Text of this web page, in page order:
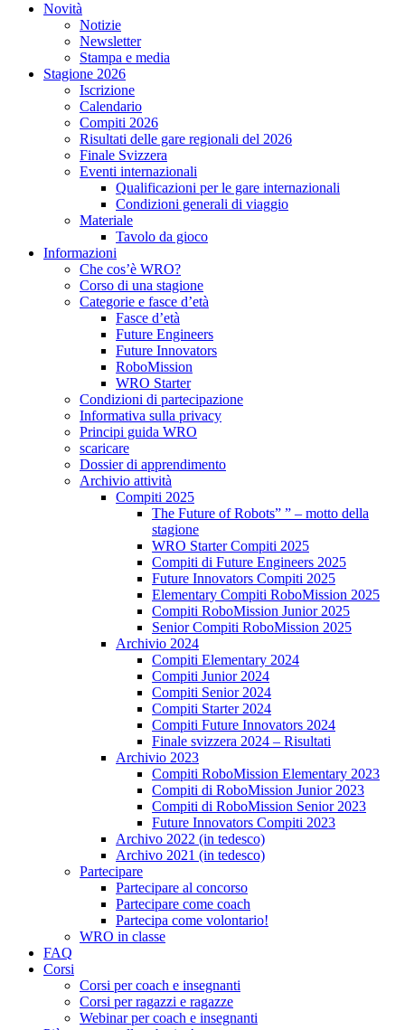
Novità
Notizie
Newsletter
Stampa e media
Stagione 2026
Iscrizione
Calendario
Compiti 2026
Risultati delle gare regionali del 2026
Finale Svizzera
Eventi internazionali
Qualificazioni per le gare internazionali
Condizioni generali di viaggio
Materiale
Tavolo da gioco
Informazioni
Che cos’è WRO?
Corso di una stagione
Categorie e fasce d’età
Fasce d’età
Future Engineers
Future Innovators
RoboMission
WRO Starter
Condizioni di partecipazione
Informativa sulla privacy
Principi guida WRO
scaricare
Dossier di apprendimento
Archivio attività
Compiti 2025
The Future of Robots” ” – motto della
stagione
WRO Starter Compiti 2025
Compiti di Future Engineers 2025
Future Innovators Compiti 2025
Elementary Compiti RoboMission 2025
Compiti RoboMission Junior 2025
Senior Compiti RoboMission 2025
Archivio 2024
Compiti Elementary 2024
Compiti Junior 2024
Compiti Senior 2024
Compiti Starter 2024
Compiti Future Innovators 2024
Finale svizzera 2024 – Risultati
Archivio 2023
Compiti RoboMission Elementary 2023
Compiti di RoboMission Junior 2023
Compiti di RoboMission Senior 2023
Future Innovators Compiti 2023
Archivo 2022 (in tedesco)
Archivo 2021 (in tedesco)
Partecipare
Partecipare al concorso
Partecipare come coach
Partecipa come volontario!
WRO in classe
FAQ
Corsi
Corsi per coach e insegnanti
Corsi per ragazzi e ragazze
Webinar per coach e insegnanti